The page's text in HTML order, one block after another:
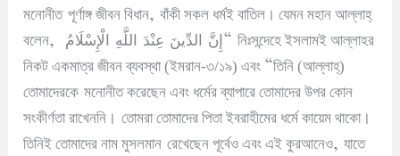
মনোনীত পূর্ণাঙ্গ জীবন বিধান,বাঁকী সকল ধর্মই বাতিল ।যেমন মহান আল্লাহ্
বলেন, إِنَّ الدِّينَ عِنْدَ اللَّهِ الْإِسْلَامُ“নিঃসন্দেহে ইসলামই আল্লাহর
নিকট একমাত্র জীবন ব্যবস্থা (ইমরান-৩/১৯) এবং “তিনি (আল্লাহ্)
তোমাদেরকে মনোনীত করেছেন এবং ধর্মের ব্যাপারে তোমাদের উপর কোন
সংকীর্ণতা রাখেননি । তোমরা তোমাদের পিতা ইবরাহীমের ধর্মে কায়েম থাকো ।
তিনিই তোমাদের নাম মুসলমান রেখেছেন পূর্বেও এবং এই কুরআনেও,যাতে